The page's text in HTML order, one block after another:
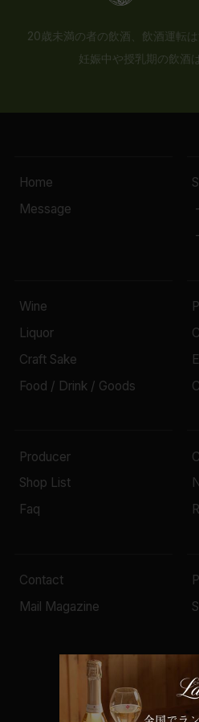
20歳未満の者の飲酒、飲酒運転
妊娠中や授乳期の飲酒
Home
Message
Wine
Liquor
Craft Sake
Food / Drink / Goods
Producer
Shop List
Faq
Contact
Mail Magazine